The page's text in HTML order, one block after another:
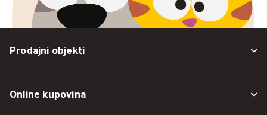
Prodajni objekti
Online kupovina